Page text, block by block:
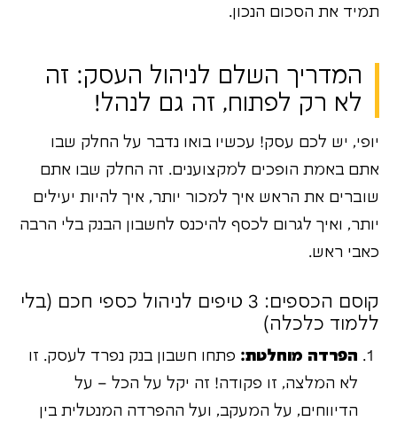
תמיד את הסכום הנכון.
המדריך השלם לניהול העסק: זה
לא רק לפתוח, זה גם לנהל!
יופי, יש לכם עסק! עכשיו בואו נדבר על החלק שבו
אתם באמת הופכים למקצוענים. זה החלק שבו אתם
שוברים את הראש איך למכור יותר, איך להיות יעילים
יותר, ואיך לגרום לכסף להיכנס לחשבון הבנק בלי הרבה
כאבי ראש.
קוסם הכספים: 3 טיפים לניהול כספי חכם (בלי
ללמוד כלכלה)
הפרדה מוחלטת: פתחו חשבון בנק נפרד לעסק. זו
לא המלצה, זו פקודה! זה יקל על הכל – על
הדיווחים, על המעקב, ועל ההפרדה המנטלית בין